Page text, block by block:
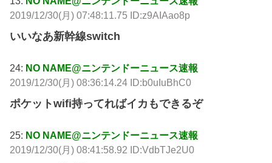
2019/12/30(月) 07:48:11.75 ID:z9AIAao8p
いいなあ新幹線switch
24: NO NAME@ニンテンドーニュース速報
2019/12/30(月) 08:36:14.24 ID:b0uIuBhC0
ポケットwifi持ってればイカもできるぞ
25: NO NAME@ニンテンドーニュース速報
2019/12/30(月) 08:41:58.92 ID:VdbTJe2U0